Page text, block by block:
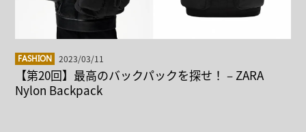
FASHION 2023/03/11
【第20回】最高のバックパックを探せ！ – ZARA
Nylon Backpack